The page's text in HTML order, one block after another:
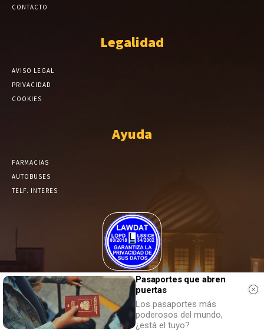
CONTACTO
Legalidad
AVISO LEGAL
PRIVACIDAD
COOKIES
Ayuda
FARMACIAS
AUTOBUSES
TELF. INTERES
El Periódico de Yecla alcanza un grado más de compromiso en el
tratamiento de sus datos.
Pasaportes que abren
puertas
Los pasaportes más
poderosos del mundo,
¿está el tuyo?